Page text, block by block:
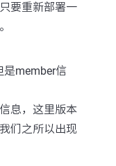
要重新部署一
是member信
息，这里版本
们之所以出现